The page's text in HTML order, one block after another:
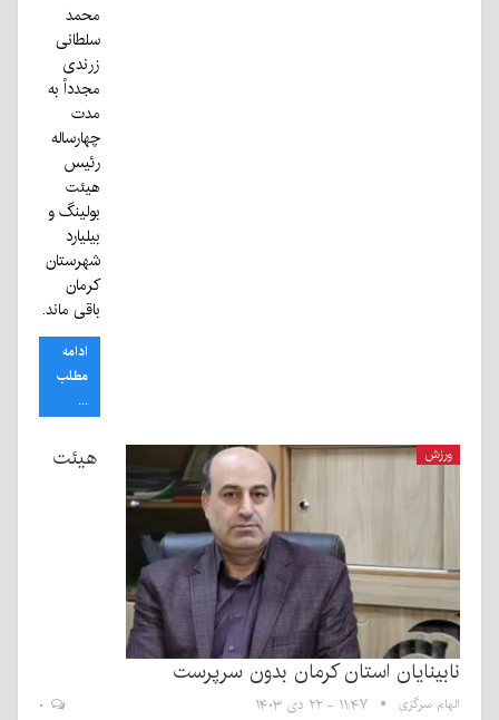
محمد
سلطانی
زرندی
مجدداً به
مدت
چهارساله
رئیس
هیئت
بولینگ و
بیلیارد
شهرستان
کرمان
باقی ماند.
ادامه
مطلب
...
ورزش هیئت
نابینایان استان کرمان بدون سرپرست
الهام سرگزی ۱۱:۴۷ - ۲۲ دی ۱۴۰۳